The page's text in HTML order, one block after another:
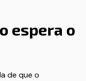
espera o
de que o